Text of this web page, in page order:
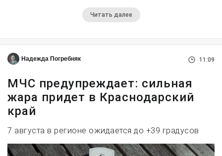
Читать далее
Надежда Погребняк 11:09
МЧС предупреждает: сильная
жара придет в Краснодарский
край
7 августа в регионе ожидается до +39 градусов